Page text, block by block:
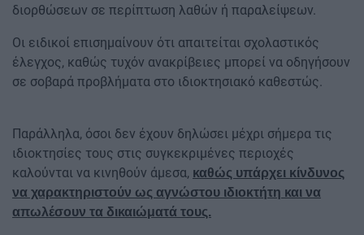
διορθώσεων σε περίπτωση λαθών ή παραλείψεων.
Οι ειδικοί επισημαίνουν ότι απαιτείται σχολαστικός
έλεγχος, καθώς τυχόν ανακρίβειες μπορεί να οδηγήσουν
σε σοβαρά προβλήματα στο ιδιοκτησιακό καθεστώς.
Παράλληλα, όσοι δεν έχουν δηλώσει μέχρι σήμερα τις
ιδιοκτησίες τους στις συγκεκριμένες περιοχές
καλούνται να κινηθούν άμεσα, καθώς υπάρχει κίνδυνος
να χαρακτηριστούν ως αγνώστου ιδιοκτήτη και να
απωλέσουν τα δικαιώματά τους.